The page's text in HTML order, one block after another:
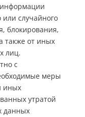
или случайного
блокирования,
также от иных
лиц.
с
меры
иных
утратой
данных